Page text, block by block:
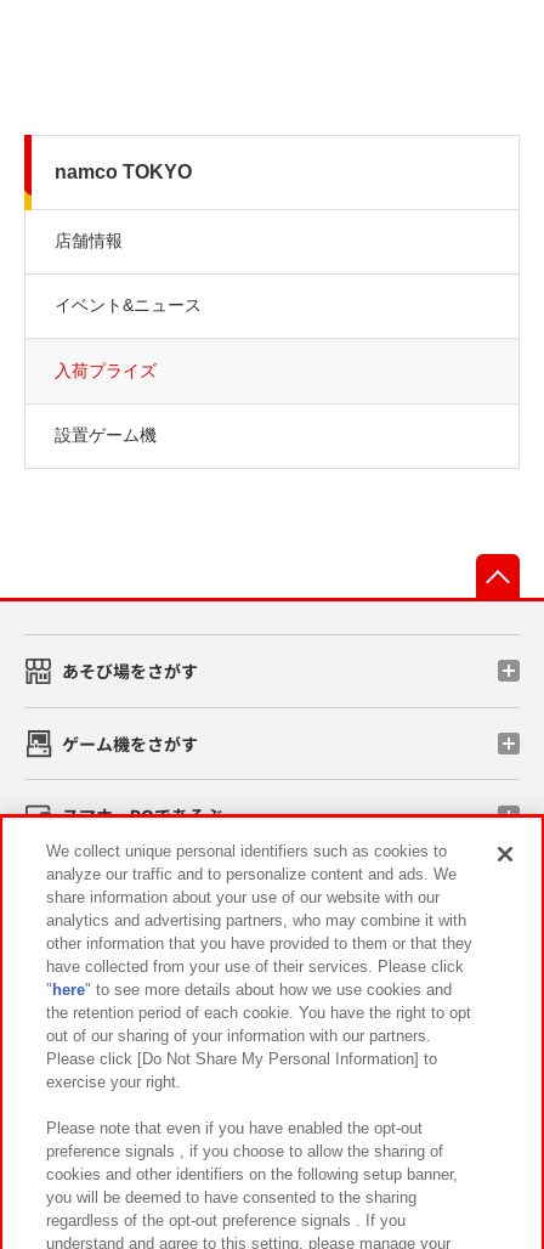
namco TOKYO
店舗情報
イベント&ニュース
入荷プライズ
設置ゲーム機
あそび場をさがす
ゲーム機をさがす
スマホ・PCであそぶ
イベント・キャンペーン
関連会社 サステナビリティ サイトポリシー
プライバシーポリシー ウェブアクセシビリティ方針と検証結果
お取引先さまとともに
カスタマーハラスメント対応方針 よくあるご質問・お問い合わせ
We collect unique personal identifiers such as cookies to
analyze our traffic and to personalize content and ads. We
share information about your use of our website with our
analytics and advertising partners, who may combine it with
other information that you have provided to them or that they
have collected from your use of their services. Please click
" here" to see more details about how we use cookies and
the retention period of each cookie. You have the right to opt
out of our sharing of your information with our partners.
Please click [Do Not Share My Personal Information] to
exercise your right.
Please note that even if you have enabled the opt-out
preference signals , if you choose to allow the sharing of
cookies and other identifiers on the following setup banner,
you will be deemed to have consented to the sharing
regardless of the opt-out preference signals . If you
understand and agree to this setting, please manage your